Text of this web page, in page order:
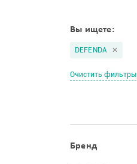
Вы ищете:
DEFENDA
Очистить фильтры
Бренд